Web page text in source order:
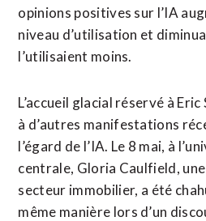
opinions positives sur l’IA
niveau d’utilisation et
l’utilisaient moins.
L’accueil glacial réservé à
à d’autres manifestations
l’égard de l’IA. Le 8 mai, à
centrale, Gloria Caulfield,
secteur immobilier, a ⁠été
même manière lors d’un